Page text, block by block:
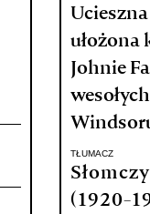
ułożona
Johnie
TŁUMACZ
(1920-